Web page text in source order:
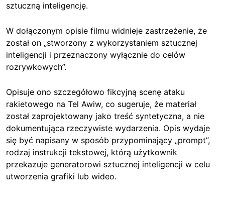
sztuczną inteligencję.
W dołączonym opisie filmu widnieje zastrzeżenie, że
został on „stworzony z wykorzystaniem sztucznej
inteligencji i przeznaczony wyłącznie do celów
rozrywkowych”.
Opisuje ono szczegółowo fikcyjną scenę ataku
rakietowego na Tel Awiw, co sugeruje, że materiał
został zaprojektowany jako treść syntetyczna, a nie
dokumentująca rzeczywiste wydarzenia. Opis wydaje
się być napisany w sposób przypominający „prompt”,
rodzaj instrukcji tekstowej, którą użytkownik
przekazuje generatorowi sztucznej inteligencji w celu
utworzenia grafiki lub wideo.